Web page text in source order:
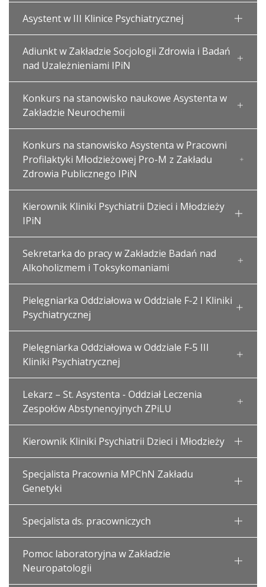
Asystent w III Klinice Psychiatrycznej
Adiunkt w Zakładzie Socjologii Zdrowia i Badań
nad Uzależnieniami IPiN
Konkurs na stanowisko naukowe Asystenta w
Zakładzie Neurochemii
Konkurs na stanowisko Asystenta w Pracowni
Profilaktyki Młodzieżowej Pro-M z Zakładu
Zdrowia Publicznego IPiN
Kierownik Kliniki Psychiatrii Dzieci i Młodzieży
IPiN
Sekretarka do pracy w Zakładzie Badań nad
Alkoholizmem i Toksykomaniami
Pielęgniarka Oddziałowa w Oddziale F-2 I Kliniki
Psychiatrycznej
Pielęgniarka Oddziałowa w Oddziale F-5 III
Kliniki Psychiatrycznej
Lekarz – St. Asystenta - Oddział Leczenia
Zespołów Abstynencyjnych ZPiLU
Kierownik Kliniki Psychiatrii Dzieci i Młodzieży
Specjalista Pracownia MPChN Zakładu
Genetyki
Specjalista ds. pracowniczych
Pomoc laboratoryjna w Zakładzie
Neuropatologii